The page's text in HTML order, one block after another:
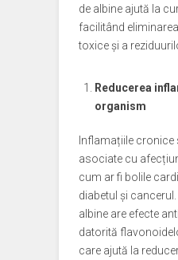
de albine ajută la
facilitând
toxice și a
Reducerea
organism
Inflamațiile cronice
asociate cu
cum ar fi bolile
diabetul și
albine are efecte
datorită
care ajută la